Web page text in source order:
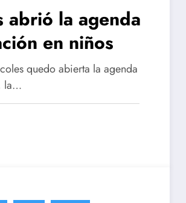
abrió la agenda
en niños
quedo abierta la agenda
la…